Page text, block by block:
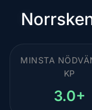
MINSTA
KP
3.0+